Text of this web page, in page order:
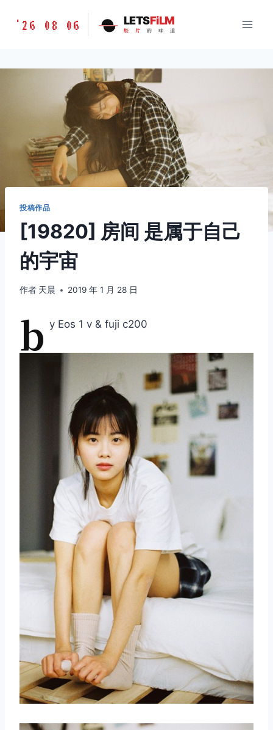
胶
味
LETSFILM
'26 08 06 LETSFiLM
胶 片 的 味 道
投稿作品
[19820] 房间 是属于自己
的宇宙
作者 天晨 2019 年 1 月 28 日
b y Eos 1 v & fuji c200